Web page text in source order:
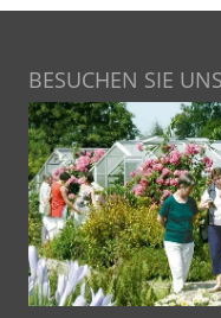
BESUCHEN SIE UNS